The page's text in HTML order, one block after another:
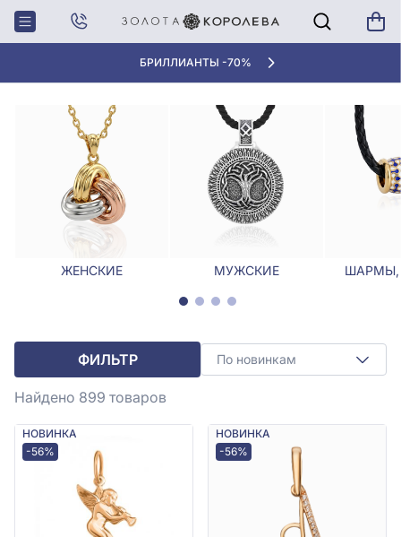
БРИЛЛИАНТЫ -70%
Главная Кулоны, Подвески
КУЛОНЫ, ПОДВЕСКИ
ЖЕНСКИЕ МУЖСКИЕ ШАРМЫ,
ФИЛЬТР По новинкам
Найдено 899 товаров
НОВИНКА
-56%
НОВИНКА
-56%